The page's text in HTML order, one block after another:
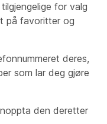
for valg
på favoritter og
deres,
som lar deg gjøre
den deretter